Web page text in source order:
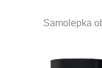
Samolepka